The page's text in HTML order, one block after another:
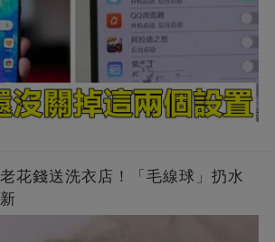
花錢送洗衣店！「毛線球」扔水